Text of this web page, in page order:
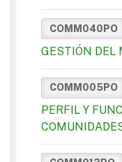
COMM040PO
GESTIÓN DEL
COMM005PO
PERFIL Y